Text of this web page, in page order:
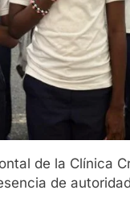
de la Clínica
de